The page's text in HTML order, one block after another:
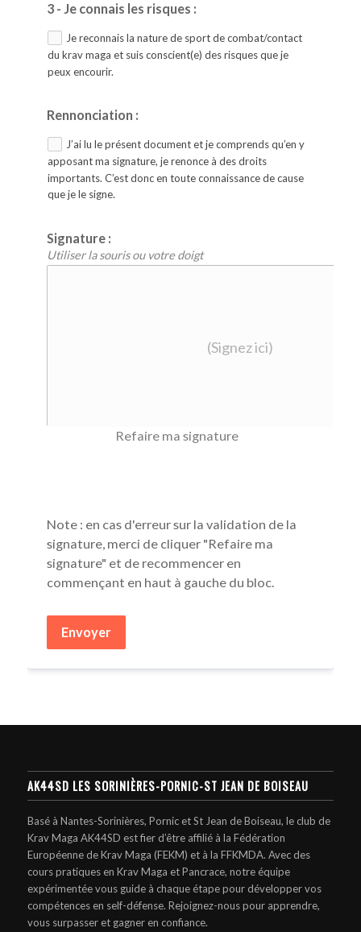
3 - Je connais les risques :
Je reconnais la nature de sport de combat/contact
du krav maga et suis conscient(e) des risques que je
peux encourir.
Rennonciation :
J’ai lu le présent document et je comprends qu’en y
apposant ma signature, je renonce à des droits
importants. C’est donc en toute connaissance de cause
que je le signe.
Signature :
Utiliser la souris ou votre doigt
(Signez ici)
Refaire ma signature
Note : en cas d'erreur sur la validation de la
signature" et de recommencer en
commençant en haut à gauche du bloc.
Envoyer
AK44SD LES SORINIÈRES-PORNIC-ST JEAN DE BOISEAU
Basé à Nantes-Sorinières, Pornic et St Jean de Boiseau, le club de
Krav Maga AK44SD est fier d’être affilié à la Fédération
Européenne de Krav Maga (FEKM) et à la FFKMDA. Avec des
cours pratiques en Krav Maga et Pancrace, notre équipe
expérimentée vous guide à chaque étape pour développer vos
compétences en self-défense. Rejoignez-nous pour apprendre,
vous surpasser et gagner en confiance.